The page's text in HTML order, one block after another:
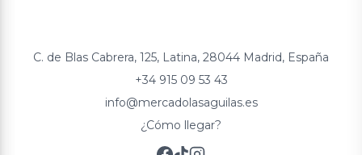
C. de Blas Cabrera, 125, Latina, 28044 Madrid, España
+34 915 09 53 43
info@mercadolasaguilas.es
¿Cómo llegar?